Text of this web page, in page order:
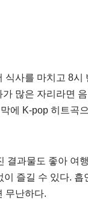
사를 마치고 8시
많은 자리라면
에 K-pop 히트곡
결과물도 좋아 여
즐길 수 있다. 흡
무난하다.